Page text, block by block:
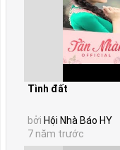
Tình đất
bởi Hội Nhà Báo HY
7 năm trước